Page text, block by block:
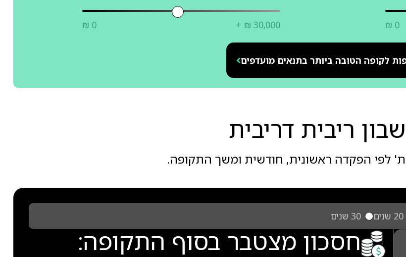
₪ 0
₪ 0 + ₪ 30,000
לקופה הטובה ביותר בתנאים מועדפים
ריבית דריבית
לפי הפקדה ראשונית, חודשית ומשך התקופה.
20 שנים 30 שנים
חסכון מצטבר בסוף התקופה: